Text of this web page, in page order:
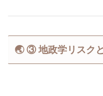
🌏 ③ 地政学リスク